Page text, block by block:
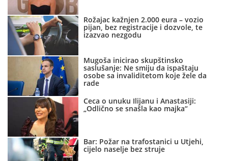
Rožajac kažnjen 2.000 eura – vozio
pijan, bez registracije i dozvole, te
izazvao nezgodu
Mugoša inicirao skupštinsko
saslušanje: Ne smiju da ispaštaju
osobe sa invaliditetom koje žele da
rade
Ceca o unuku Ilijanu i Anastasiji:
„Odlično se snašla kao majka“
Bar: Požar na trafostanici u Utjehi,
cijelo naselje bez struje